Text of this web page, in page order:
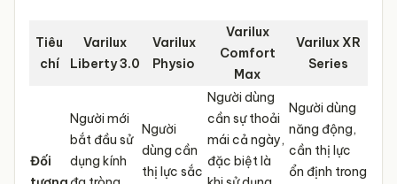
Tiêu
chí
Varilux
Liberty 3.0
Varilux
Physio
Varilux
Comfort
Max
Varilux XR
Series
Đối
Người mới
bắt đầu sử
dụng kính
Người
dùng cần
thị lực sắc
Người dùng
cần sự thoải
mái cả ngày,
đặc biệt là
Người dùng
năng động,
cần thị lực
ổn định trong